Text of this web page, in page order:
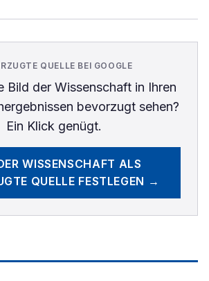
QUELLE BEI GOOGLE
Bild der Wissenschaftin Ihren
bevorzugt sehen?
Ein Klick genügt.
WISSENSCHAFT ALS
QUELLE FESTLEGEN →